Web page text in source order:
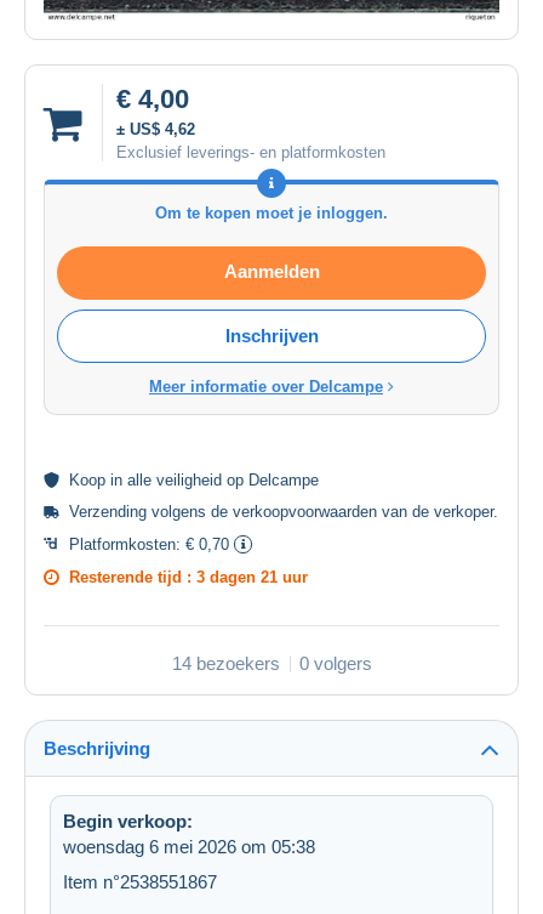
€ 4,00
± US$ 4,62
Exclusief leverings- en platformkosten
Om te kopen moet je inloggen.
Aanmelden
Inschrijven
Meer informatie over Delcampe
Koop in alle veiligheid op Delcampe
Verzending volgens de verkoopvoorwaarden van de verkoper.
Platformkosten: € 0,70
Resterende tijd : 3 dagen 21 uur
14 bezoekers 0 volgers
Beschrijving
Begin verkoop:
woensdag 6 mei 2026 om 05:38
Item n°2538551867